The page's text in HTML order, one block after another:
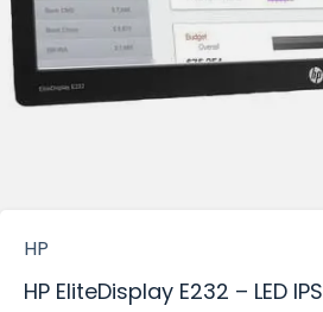
HP
HP EliteDisplay E232 – LED IPS